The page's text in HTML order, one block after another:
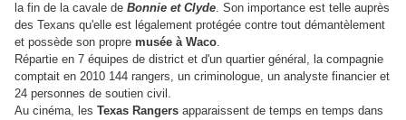
la fin de la cavale de Bonnie et Clyde. Son importance est telle auprès
des Texans qu'elle est légalement protégée contre tout démantèlement
et possède son propre musée à Waco.
Répartie en 7 équipes de district et d'un quartier général, la compagnie
comptait en 2010 144 rangers, un criminologue, un analyste financier et
24 personnes de soutien civil.
Au cinéma, les Texas Rangers apparaissent de temps en temps dans